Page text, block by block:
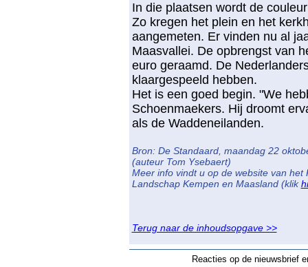
In die plaatsen wordt de
Zo kregen het plein en het
aangemeten. Er vinden nu al
Maasvallei. De opbrengst van
euro geraamd. De
klaargespeeld hebben.
Het is een goed begin. "We
Schoenmaekers. Hij droomt
als de Waddeneilanden.
Bron: De Standaard, maandag 22
(auteur Tom Ysebaert)
Meer info vindt u op de website van het
Landschap Kempen en Maasland (klik
Terug naar de inhoudsopgave >>
Reacties op de nieuwsbrief